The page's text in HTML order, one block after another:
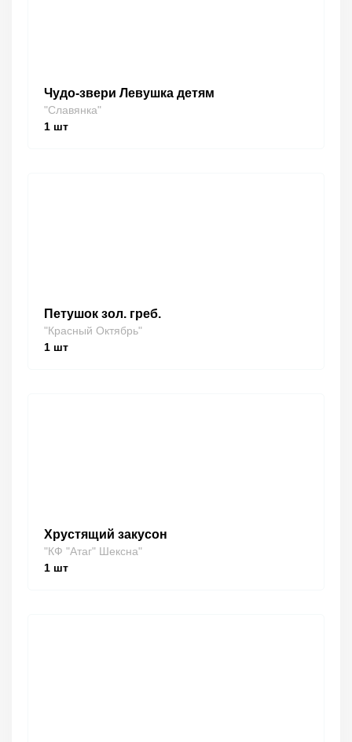
Чудо-звери Левушка детям
"Славянка"
1 шт
Петушок зол. греб.
"Красный Октябрь"
1 шт
Хрустящий закусон
"КФ "Атаг" Шексна"
1 шт